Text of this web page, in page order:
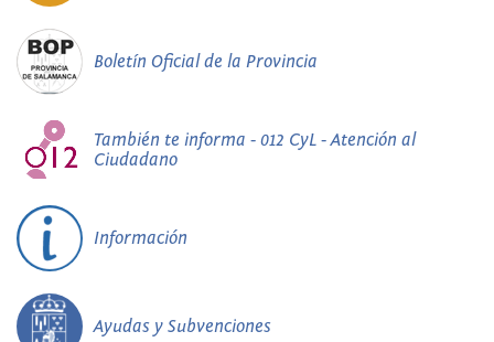
Boletín Oficial de la Provincia
También te informa - 012 CyL - Atención al
Ciudadano
Información
Ayudas y Subvenciones